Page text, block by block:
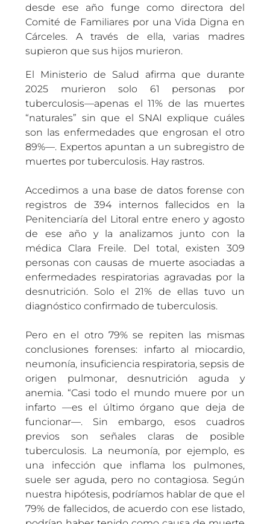
desde ese año funge como directora del
Comité de Familiares por una Vida Digna en
Cárceles. A través de ella, varias madres
supieron que sus hijos murieron.
El Ministerio de Salud afirma que durante
2025 murieron solo 61 personas por
tuberculosis—apenas el 11% de las muertes
“naturales” sin que el SNAI explique cuáles
son las enfermedades que engrosan el otro
89%—. Expertos apuntan a un subregistro de
muertes por tuberculosis. Hay rastros.
Accedimos a una base de datos forense con
registros de 394 internos fallecidos en la
Penitenciaría del Litoral entre enero y agosto
de ese año y la analizamos junto con la
médica Clara Freile. Del total, existen 309
personas con causas de muerte asociadas a
enfermedades respiratorias agravadas por la
desnutrición. Solo el 21% de ellas tuvo un
diagnóstico confirmado de tuberculosis.
Pero en el otro 79% se repiten las mismas
conclusiones forenses: infarto al miocardio,
neumonía, insuficiencia respiratoria, sepsis de
origen pulmonar, desnutrición aguda y
anemia. “Casi todo el mundo muere por un
infarto —es el último órgano que deja de
funcionar—. Sin embargo, esos cuadros
previos son señales claras de posible
tuberculosis. La neumonía, por ejemplo, es
una infección que inflama los pulmones,
suele ser aguda, pero no contagiosa. Según
nuestra hipótesis, podríamos hablar de que el
79% de fallecidos, de acuerdo con ese listado,